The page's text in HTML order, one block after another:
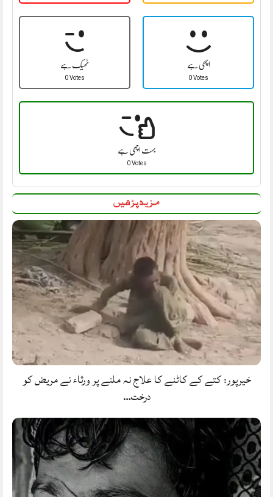
ٹھیک ہے
0 Votes
اچھی ہے
0 Votes
بہت اچھی ہے
0 Votes
مزید پڑھیں
خیرپور: کتے کے کاٹنے کا علاج نہ ملنے پر ورثاء نے مریض کو
درخت…